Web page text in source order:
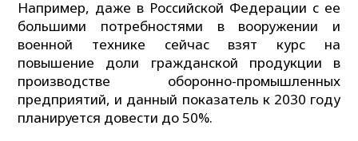
Например, даже в Российской Федерации с ее
большими потребностями в вооружении и
военной технике сейчас взят курс на
повышение доли гражданской продукции в
производстве оборонно-промышленных
предприятий, и данный показатель к 2030 году
планируется довести до 50%.